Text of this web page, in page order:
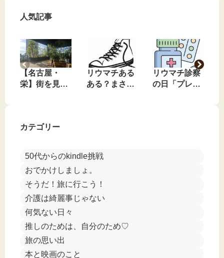
人気記事
【名古屋・
栄】街を見下
ト
リウマチある
ある？まさか
リウマチ診察
の日「プレド
カテゴリー
50代からのkindle挑戦
おでかけしましょ。
そうだ！旅に行こう！
介護は綺麗事じゃない
何気ない日々
推しのためは、自分のため♡
旅の思い出
本と映画のこと